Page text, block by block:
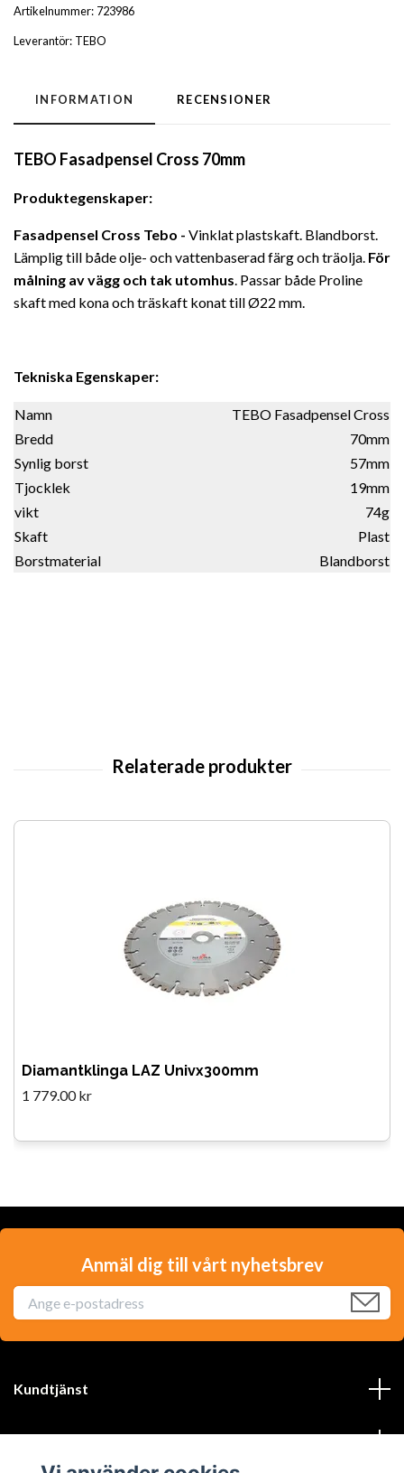
Artikelnummer: 723986
Leverantör: TEBO
INFORMATION RECENSIONER
TEBO Fasadpensel Cross 70mm
Produktegenskaper:
Fasadpensel Cross Tebo - Vinklat plastskaft. Blandborst.
Lämplig till både olje- och vattenbaserad färg och träolja. För
målning av vägg och tak utomhus. Passar både Proline
skaft med kona och träskaft konat till Ø22 mm.
Tekniska Egenskaper:
Namn
TEBO Fasadpensel Cross
Bredd
70mm
Synlig borst
57mm
Tjocklek
19mm
vikt
74g
Skaft
Plast
Borstmaterial
Blandborst
Diamantklinga LAZ Univx300mm
1 779.00 kr
Anmäl dig till vårt nyhetsbrev
Kundtjänst
Läs mer